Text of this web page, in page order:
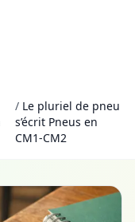
/ Le pluriel de pneu
s’écrit Pneus en
CM1-CM2